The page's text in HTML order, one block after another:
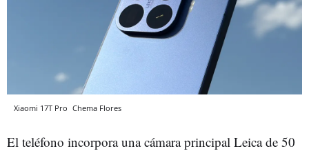
Xiaomi 17T Pro Chema Flores
El teléfono incorpora una cámara principal Leica de 50